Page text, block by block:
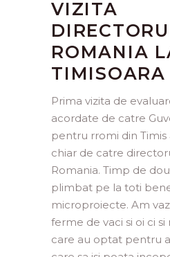
VIZITA
ROMANIA
TIMISOARA
Prima vizita de
acordate de catre
pentru rromi din
chiar de catre
Romania. Timp de
plimbat pe la toti
microproiecte. Am
ferme de vaci si oi ci si
care au optat pentru